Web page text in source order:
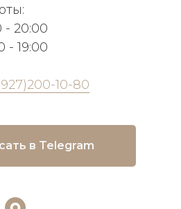
- 20:00
- 19:00
10-80
в Telegram